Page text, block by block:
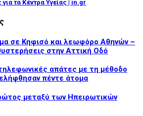
τα Κέντρα Υγείας | in.gr
σε Κηφισό και λεωφόρο Αθηνών –
στην Αττική Οδό
απάτες με τη μέθοδο
πέντε άτομα
μεταξύ των Ηπειρωτικών